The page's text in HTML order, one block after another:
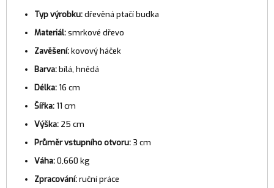
Typ výrobku:dřevěná ptačí budka
Materiál:smrkové dřevo
Zavěšení:kovový háček
Barva:bílá, hnědá
Délka: 16 cm
Šířka: 11 cm
Výška: 25 cm
Průměr vstupního otvoru: 3 cm
Váha:0,660 kg
Zpracování:ruční práce